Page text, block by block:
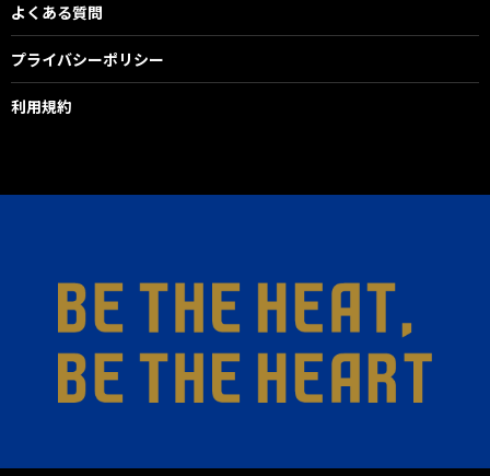
よくある質問
プライバシーポリシー
利用規約